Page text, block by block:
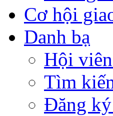
Cơ hội
Danh bạ
Hội
Tìm
Đăng